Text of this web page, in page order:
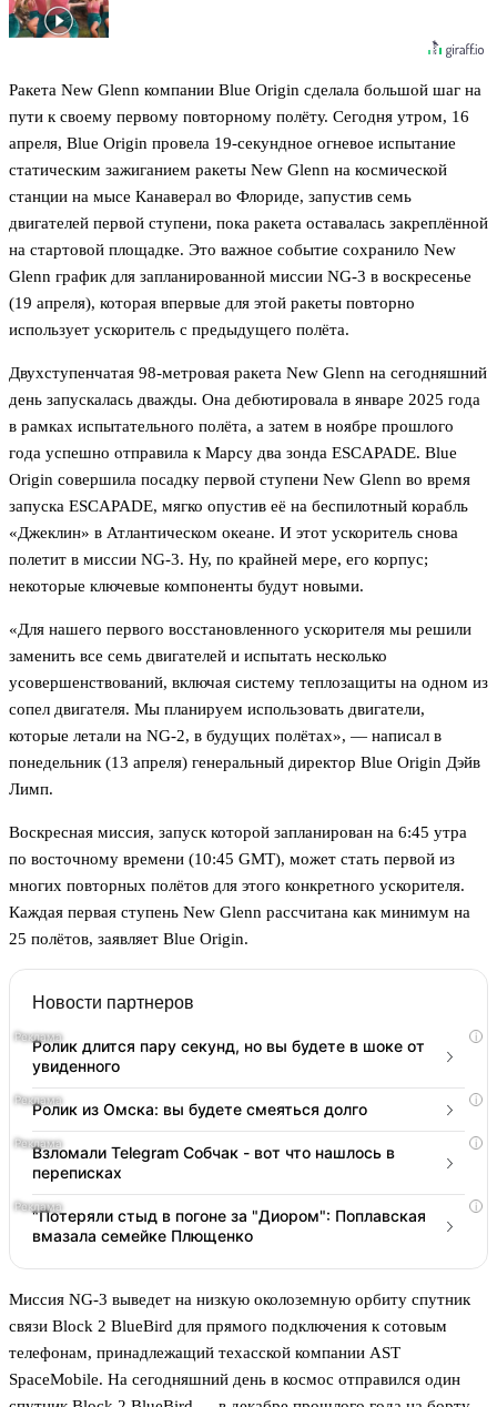
Ракета New Glenn компании Blue Origin сделала большой шаг на
пути к своему первому повторному полёту. Сегодня утром, 16
апреля, Blue Origin провела 19-секундное огневое испытание
статическим зажиганием ракеты New Glenn на космической
станции на мысе Канаверал во Флориде, запустив семь
двигателей первой ступени, пока ракета оставалась закреплённой
на стартовой площадке. Это важное событие сохранило New
Glenn график для запланированной миссии NG-3 в воскресенье
(19 апреля), которая впервые для этой ракеты повторно
использует ускоритель с предыдущего полёта.
Двухступенчатая 98-метровая ракета New Glenn на сегодняшний
день запускалась дважды. Она дебютировала в январе 2025 года
в рамках испытательного полёта, а затем в ноябре прошлого
года успешно отправила к Марсу два зонда ESCAPADE. Blue
Origin совершила посадку первой ступени New Glenn во время
запуска ESCAPADE, мягко опустив её на беспилотный корабль
«Джеклин» в Атлантическом океане. И этот ускоритель снова
полетит в миссии NG-3. Ну, по крайней мере, его корпус;
некоторые ключевые компоненты будут новыми.
«Для нашего первого восстановленного ускорителя мы решили
заменить все семь двигателей и испытать несколько
усовершенствований, включая систему теплозащиты на одном из
сопел двигателя. Мы планируем использовать двигатели,
которые летали на NG-2, в будущих полётах», — написал в
понедельник (13 апреля) генеральный директор Blue Origin Дэйв
Лимп.
Воскресная миссия, запуск которой запланирован на 6:45 утра
по восточному времени (10:45 GMT), может стать первой из
многих повторных полётов для этого конкретного ускорителя.
Каждая первая ступень New Glenn рассчитана как минимум на
25 полётов, заявляет Blue Origin.
Новости партнеров
i
Ролик длится пару секунд, но вы будете в шоке от
увиденного
i
Ролик из Омска: вы будете смеяться долго
i
Взломали Telegram Собчак - вот что нашлось в
переписках
i
"Потеряли стыд в погоне за "Диором": Поплавская
вмазала семейке Плющенко
Миссия NG-3 выведет на низкую околоземную орбиту спутник
связи Block 2 BlueBird для прямого подключения к сотовым
телефонам, принадлежащий техасской компании AST
SpaceMobile. На сегодняшний день в космос отправился один